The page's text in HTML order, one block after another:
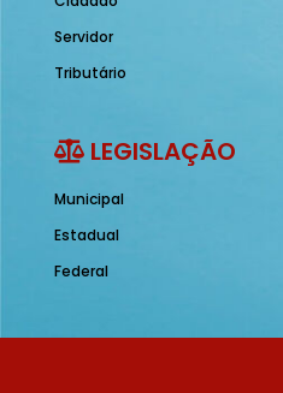
Servidor
Tributário
LEGISLAÇÃO
Municipal
Estadual
Federal